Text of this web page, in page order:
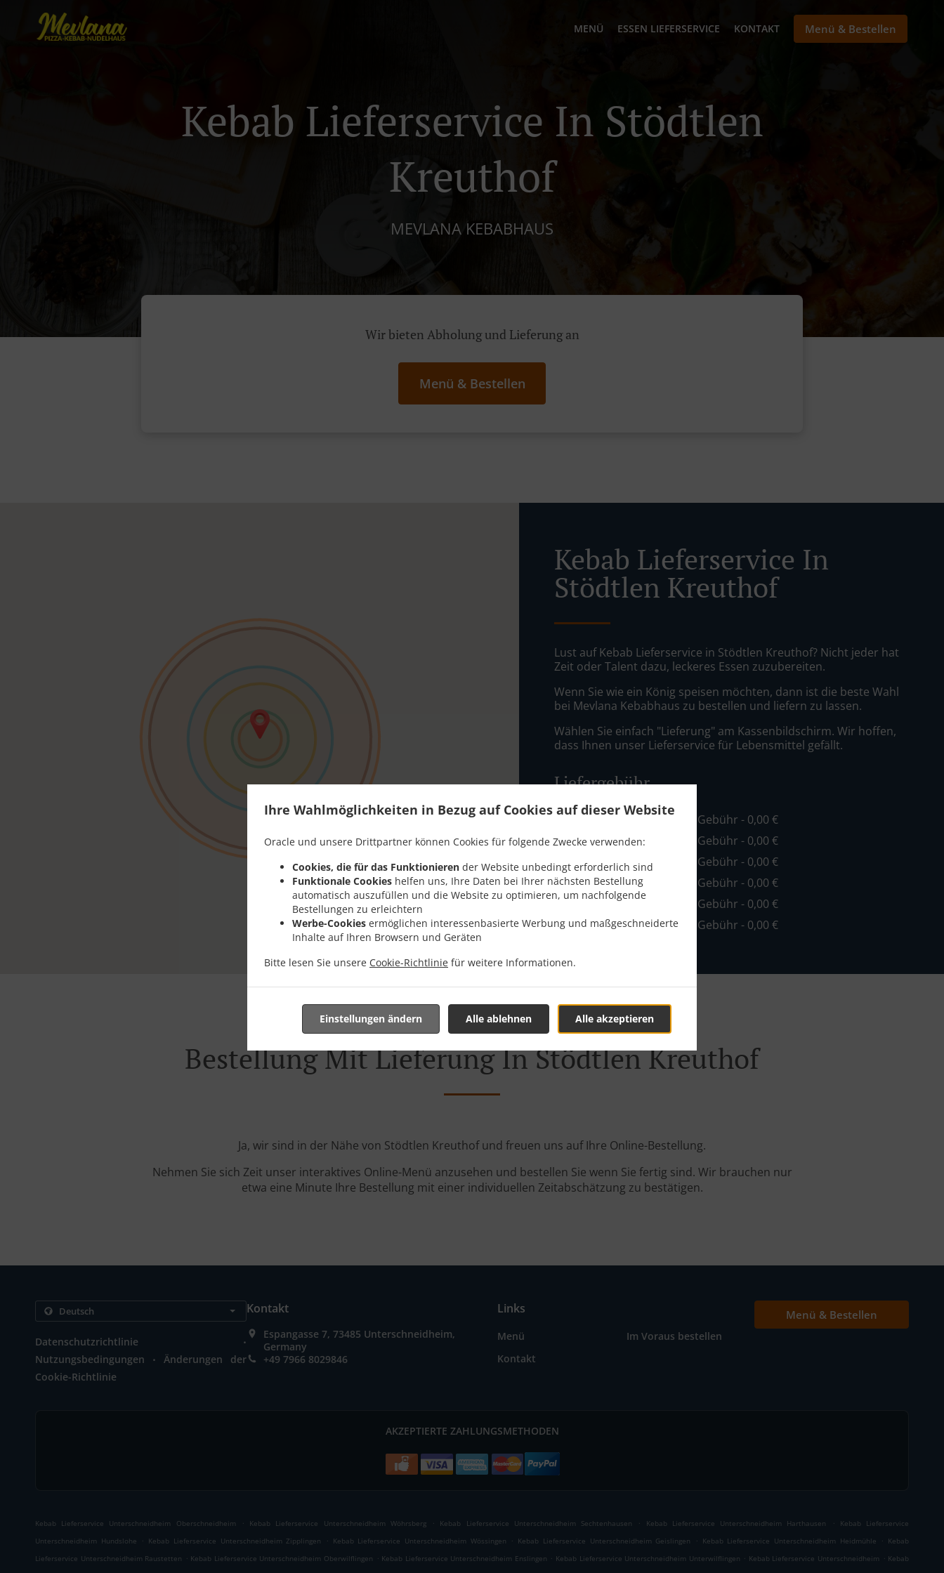
Ihre Wahlmöglichkeiten in Bezug auf Cookies auf dieser Website
Oracle und unsere Drittpartner können Cookies für folgende Zwecke verwenden:
Cookies, die für das Funktionieren der Website unbedingt erforderlich sind
Funktionale Cookies helfen uns, Ihre Daten bei Ihrer nächsten Bestellung
automatisch auszufüllen und die Website zu optimieren, um nachfolgende
Bestellungen zu erleichtern
Werbe-Cookies ermöglichen interessenbasierte Werbung und maßgeschneiderte
Inhalte auf Ihren Browsern und Geräten
Bitte lesen Sie unsere Cookie-Richtlinie für weitere Informationen.
Alle akzeptieren
Alle ablehnen
Einstellungen ändern
MENÜ ESSEN LIEFERSERVICE KONTAKT Menü & Bestellen
Kebab Lieferservice In Stödtlen
Kreuthof
MEVLANA KEBABHAUS
Wir bieten Abholung und Lieferung an
Menü & Bestellen
Kebab Lieferservice In
Stödtlen Kreuthof
Lust auf Kebab Lieferservice in Stödtlen Kreuthof? Nicht jeder hat
Zeit oder Talent dazu, leckeres Essen zuzubereiten.
Wenn Sie wie ein König speisen möchten, dann ist die beste Wahl
bei Mevlana Kebabhaus zu bestellen und liefern zu lassen.
Wählen Sie einfach "Lieferung" am Kassenbildschirm. Wir hoffen,
dass Ihnen unser Lieferservice für Lebensmittel gefällt.
Liefergebühr
Zone 1, Mind. - 12,50 €, Gebühr - 0,00 €
Zone 2, Mind. - 15,00 €, Gebühr - 0,00 €
Zone 3, Mind. - 25,00 €, Gebühr - 0,00 €
Zone 4, Mind. - 30,00 €, Gebühr - 0,00 €
Zone 5, Mind. - 34,00 €, Gebühr - 0,00 €
Zone 6, Mind. - 40,00 €, Gebühr - 0,00 €
Bestellung Mit Lieferung In Stödtlen Kreuthof
Ja, wir sind in der Nähe von Stödtlen Kreuthof und freuen uns auf Ihre Online-Bestellung.
Nehmen Sie sich Zeit unser interaktives Online-Menü anzusehen und bestellen Sie wenn Sie fertig sind. Wir brauchen nur
etwa eine Minute Ihre Bestellung mit einer individuellen Zeitabschätzung zu bestätigen.
Datenschutzrichtlinie .
Nutzungsbedingungen .
Änderungen der
Cookie-Richtlinie
Kontakt
Espangasse 7, 73485 Unterschneidheim,
Germany
+49 7966 8029846
Links
Menü
Im Voraus bestellen
Kontakt
Menü & Bestellen
AKZEPTIERTE ZAHLUNGSMETHODEN
Kebab Lieferservice Unterschneidheim Oberschneidheim . Kebab Lieferservice Unterschneidheim Wöhrsberg . Kebab Lieferservice Unterschneidheim Sechtenhausen . Kebab Lieferservice Unterschneidheim Harthausen .
Kebab Lieferservice
Unterschneidheim Hundslohe
. Kebab Lieferservice Unterschneidheim Zipplingen . Kebab Lieferservice Unterschneidheim Wössingen . Kebab Lieferservice Unterschneidheim Geislingen . Kebab Lieferservice Unterschneidheim Heidmühle . Kebab
Lieferservice Unterschneidheim Raustetten . Kebab Lieferservice Unterschneidheim Oberwilflingen . Kebab Lieferservice Unterschneidheim Enslingen . Kebab Lieferservice Unterschneidheim Unterwilflingen . Kebab Lieferservice Unterschneidheim . Kebab